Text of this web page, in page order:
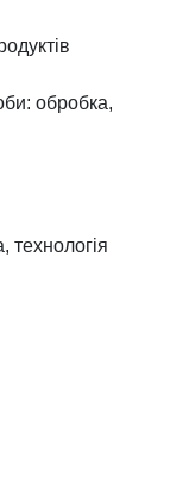
обробка,
технологія